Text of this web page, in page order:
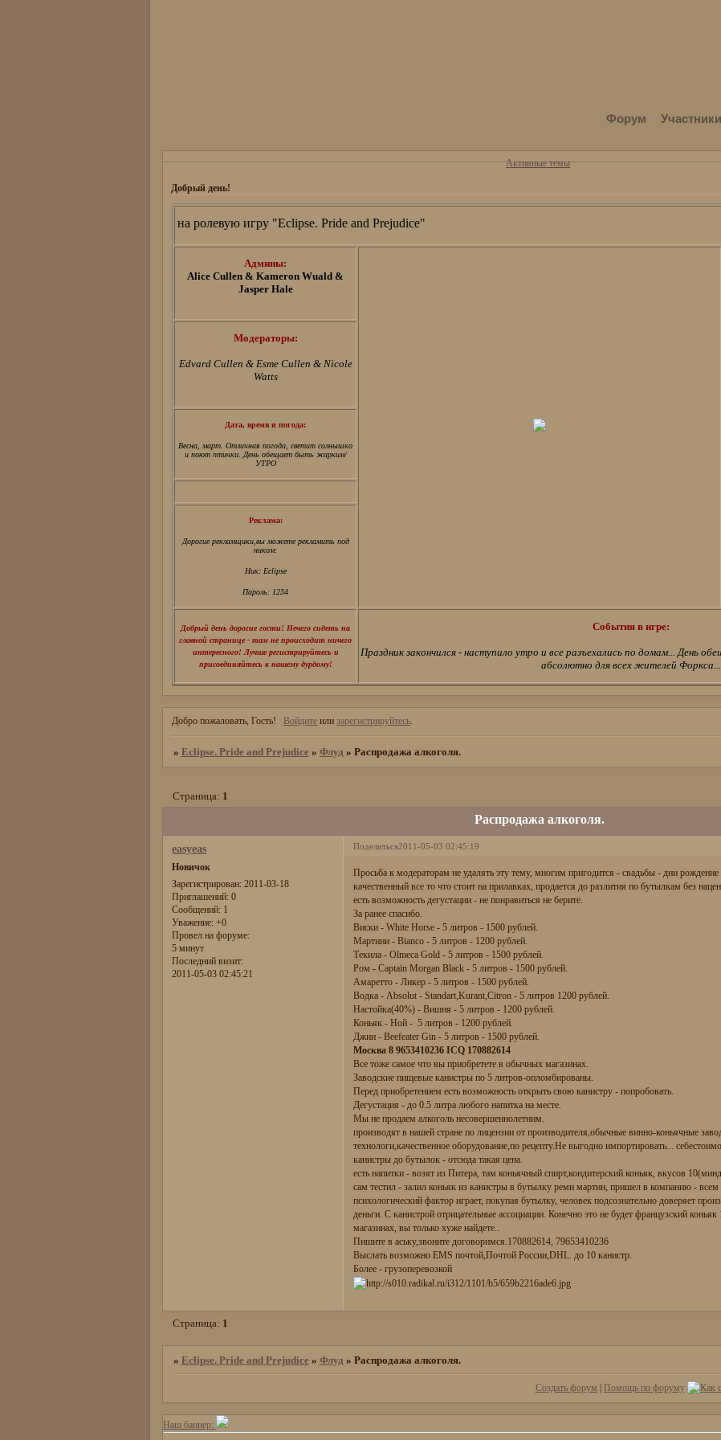
Форум Участники
Активные темы
Добрый день!
Добро пожаловать на ролевую игру "Eclipse. Pride and Prejudice"
Админы:
Alice Cullen & Kameron Wuald &
Jasper Hale
Модераторы:
Edvard Cullen & Esme Cullen & Nicole
Watts
Дата, время и погода:
Весна, март. Отличная погода, светит солнышко
и поют птички. День обещает быть жарким/
УТРО
Реклама:
Дорогие рекламщики,вы можете рекламить под
ником:
Ник: Eclipse
Пароль: 1234
Добрый день дорогие гости! Нечего сидеть на
главной странице - там не происходит ничего
интересного! Лучше регистрируйтесь и
присоединяйтесь к нашему дурдому!
События в игре:
Праздник закончился - наступило утро и все разъехались по домам... День
абсолютно для всех жителей Форкса...
Добро пожаловать, Гость! Войдите илизарегистрируйтесь.
» Eclipse. Pride and Prejudice » Флуд » Распродажа алкоголя.
Распродажа алкоголя.
Страница: 1
Поделиться2011-05-03 02:45:19
easyeas
Новичок
Зарегистрирован: 2011-03-18
Приглашений: 0
Сообщений: 1
Уважение: +0
Провел на форуме:
5 минут
Последний визит:
2011-05-03 02:45:21
Просьба к модераторам не удалять эту тему, многим пригодится - свадьбы - дни
качественный все то что стоит на прилавках, продается до разлития по бутылкам без
есть возможность дегустации - не понравиться не берите.
За ранее спасибо.
Виски - White Horse - 5 литров - 1500 рублей.
Мартини - Bianco - 5 литров - 1200 рублей.
Текила - Olmeca Gold - 5 литров - 1500 рублей.
Ром - Captain Morgan Black - 5 литров - 1500 рублей.
Амаретто - Ликер - 5 литров - 1500 рублей.
Водка - Absolut - Standart,Kurant,Citron - 5 литров 1200 рублей.
Настойка(40%) - Вишня - 5 литров - 1200 рублей.
Коньяк - Ной - 5 литров - 1200 рублей.
Джин - Beefeater Gin - 5 литров - 1500 рублей.
Москва 8 9653410236 ICQ 170882614
Все тоже самое что вы приобретете в обычных магазинах.
Заводские пищевые канистры по 5 литров-опломбированы.
Перед приобретением есть возможность открыть свою канистру - попробoвать.
Дегустация - до 0.5 литра любого напитка на месте.
Мы не продаем алкоголь несовершеннолетним.
производят в нашей стране по лицензии от производителя,обычные винно-коньячные
технологи,качественное оборудование,по рецепту.Не выгодно импортировать...
канистры до бутылок - отсюда такая цена.
есть напитки - возят из Питера, там коньячный спирт,кондитерский коньяк, вкусов
сам тестил - залил коньяк из канистры в бутылку реми мартин, пришел в компанию -
психологический фактор играет, покупая бутылку, человек подсознательно доверяет
деньги. С канистрой отрицательные ассоциации. Конечно это не будет французский
магазинах, вы только хуже найдете..
Пишите в аську,звоните договоримся.170882614, 79653410236
Выслать возможно EMS почтой,Почтой России,DHL. до 10 канистр.
Более - грузоперевозкой
Страница: 1
» Eclipse. Pride and Prejudice » Флуд » Распродажа алкоголя.
Создать форум Помощь по форуму
Наш баннер: